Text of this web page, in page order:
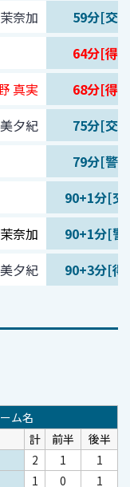
奈加
59分[交
64分[得
真実
68分[得
夕紀
75分[交
79分[警
90+1分[交
奈加
90+1分[警
夕紀
90+3分[得
ム名
計 前半
後半
2 1
1
1 0 1